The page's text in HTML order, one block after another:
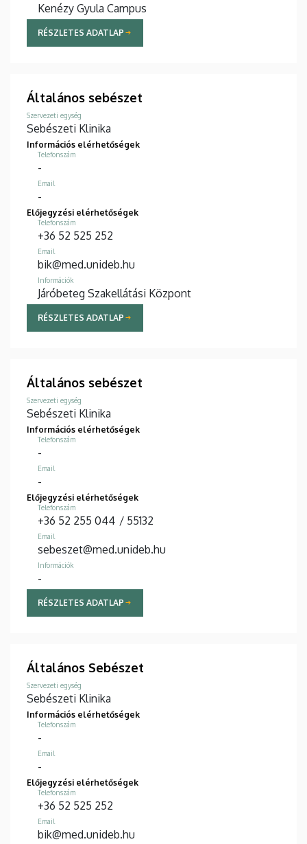
Kenézy Gyula Campus
RÉSZLETES ADATLAP
Általános sebészet
Szervezeti egység
Sebészeti Klinika
Információs elérhetőségek
Telefonszám
-
Email
-
Előjegyzési elérhetőségek
Telefonszám
+36 52 525 252
Email
bik@med.unideb.hu
Információk
Járóbeteg Szakellátási Központ
RÉSZLETES ADATLAP
Általános sebészet
Szervezeti egység
Sebészeti Klinika
Információs elérhetőségek
Telefonszám
-
Email
-
Előjegyzési elérhetőségek
Telefonszám
+36 52 255 044 / 55132
Email
sebeszet@med.unideb.hu
Információk
-
RÉSZLETES ADATLAP
Általános Sebészet
Szervezeti egység
Sebészeti Klinika
Információs elérhetőségek
Telefonszám
-
Email
-
Előjegyzési elérhetőségek
Telefonszám
+36 52 525 252
Email
bik@med.unideb.hu